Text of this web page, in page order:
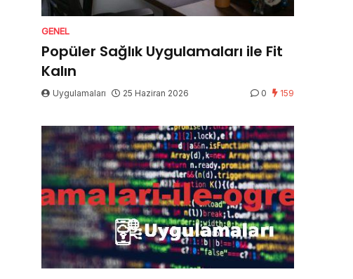
GENEL
Popüler Sağlık Uygulamaları ile Fit
Kalın
Uygulamaları 25 Haziran 2026 0 159